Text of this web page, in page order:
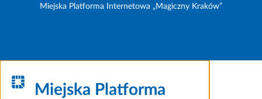
Miejska Platforma Internetowa „Magiczny Kraków”
Miejska Platforma